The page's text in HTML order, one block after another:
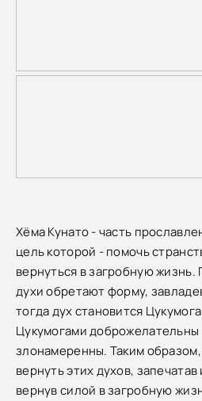
Хёма Кунато - часть
цель которой - помочь
вернуться в загробную жизнь.
духи обретают форму,
тогда дух становится
Цукумогами
злонамеренны. Таким
вернуть этих духов,
вернув силой в загробную